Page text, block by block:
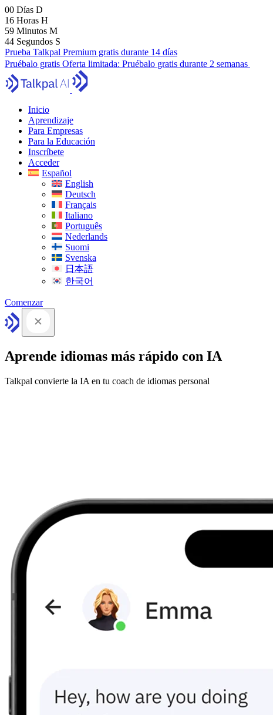
00 Días D
16 Horas H
59 Minutos M
43 Segundos S
Prueba Talkpal Premium gratis durante 14 días
Pruébalo gratis Oferta limitada: Pruébalo gratis durante 2 semanas
Inicio
Aprendizaje
Para Empresas
Para la Educación
Inscríbete
Acceder
Español
English
Deutsch
Français
Italiano
Português
Nederlands
Suomi
Svenska
日本語
한국어
Comenzar
Aprende idiomas más rápido con IA
Talkpal convierte la IA en tu coach de idiomas personal